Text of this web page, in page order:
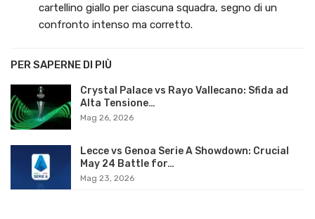
cartellino giallo per ciascuna squadra, segno di un
confronto intenso ma corretto.
PER SAPERNE DI PIÙ
Crystal Palace vs Rayo Vallecano: Sfida ad
Alta Tensione…
Mag 26, 2026
Lecce vs Genoa Serie A Showdown: Crucial
May 24 Battle for…
Mag 23, 2026